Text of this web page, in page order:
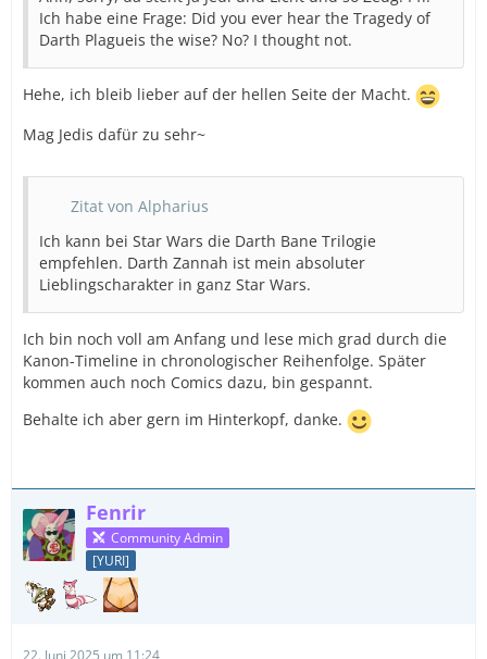
Ich habe eine Frage: Did you ever hear the Tragedy of
Darth Plagueis the wise? No? I thought not.
Hehe, ich bleib lieber auf der hellen Seite der Macht.
Mag Jedis dafür zu sehr~
Zitat von Alpharius
Ich kann bei Star Wars die Darth Bane Trilogie
empfehlen. Darth Zannah ist mein absoluter
Lieblingscharakter in ganz Star Wars.
Ich bin noch voll am Anfang und lese mich grad durch die
Kanon-Timeline in chronologischer Reihenfolge. Später
kommen auch noch Comics dazu, bin gespannt.
Behalte ich aber gern im Hinterkopf, danke.
Fenrir
Community Admin
[YURI]
22. Juni 2025 um 11:24